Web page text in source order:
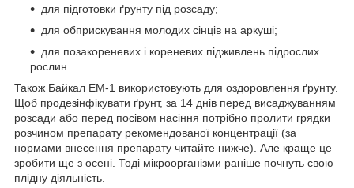
для підготовки ґрунту під розсаду;
для обприскування молодих сінців на аркуші;
для позакореневих і кореневих підживлень підрослих
рослин.
Також Байкал ЕМ-1 використовують для оздоровлення ґрунту.
Щоб продезінфікувати ґрунт, за 14 днів перед висаджуванням
розсади або перед посівом насіння потрібно пролити грядки
розчином препарату рекомендованої концентрації (за
нормами внесення препарату читайте нижче). Але краще це
зробити ще з осені. Тоді мікроорганізми раніше почнуть свою
плідну діяльність.